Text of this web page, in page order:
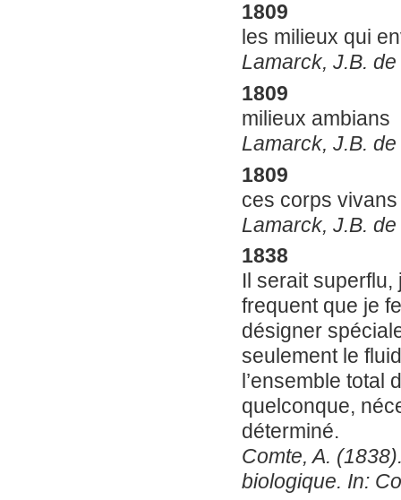
1809
les milieux qui
Lamarck, J.B.
1809
milieux ambians
Lamarck, J.B.
1809
ces corps
Lamarck, J.B.
1838
Il serait superflu,
frequent que je
désigner
seulement le
l’ensemble total
quelconque,
déterminé.
Comte, A.
biologique. In: